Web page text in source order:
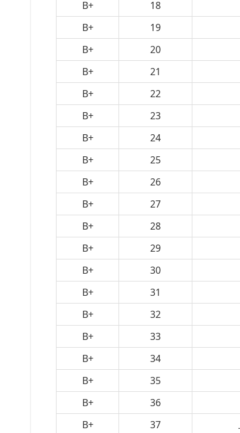
B+
18
B+
19
B+
20
B+
21
B+
22
B+
23
B+
24
B+
25
B+
26
B+
27
B+
28
B+
29
B+
30
B+
31
B+
32
B+
33
B+
34
B+
35
B+
36
B+
37